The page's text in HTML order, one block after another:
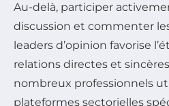
Au-delà, participer
discussion et commenter
leaders d’opinion favorise
relations directes et
nombreux professionnels
plateformes sectorielles